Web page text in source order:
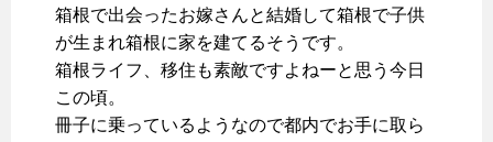
箱根で出会ったお嫁さんと結婚して箱根で子供
が生まれ箱根に家を建てるそうです。
箱根ライフ、移住も素敵ですよねーと思う今日
この頃。
冊子に乗っているようなので都内でお手に取ら